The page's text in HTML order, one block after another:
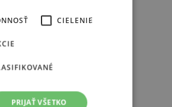
CIELENIE
PRIJAŤ VŠETKO